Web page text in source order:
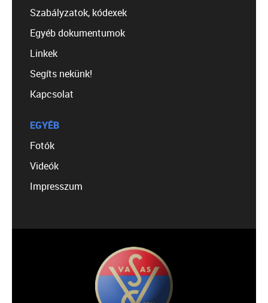
Szabályzatok, kódexek
Egyéb dokumentumok
Linkek
Segíts nekünk!
Kapcsolat
EGYÉB
Fotók
Videók
Impresszum